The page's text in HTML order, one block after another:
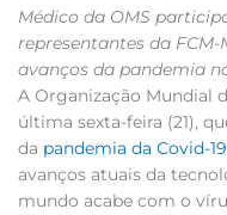
Médico da OMS
representantes da
avanços da pandemia
A Organização Mundial
última sexta-feira (21),
da pandemia da Covid-19
avanços atuais da
mundo acabe com o